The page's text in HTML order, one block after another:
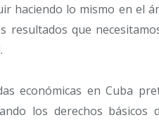
haciendo lo mismo en el
resultados que
económicas en Cuba
los derechos